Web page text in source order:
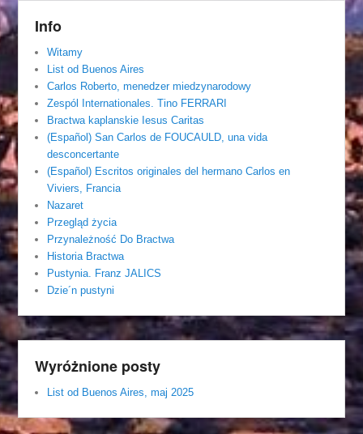
Info
Witamy
List od Buenos Aires
Carlos Roberto, menedzer miedzynarodowy
Zespól Internationales. Tino FERRARI
Bractwa kaplanskie Iesus Caritas
(Español) San Carlos de FOUCAULD, una vida
desconcertante
(Español) Escritos originales del hermano Carlos en
Viviers, Francia
Nazaret
Przegląd życia
Przynależność Do Bractwa
Historia Bractwa
Pustynia. Franz JALICS
Dzie´n pustyni
Wyróżnione posty
List od Buenos Aires, maj 2025